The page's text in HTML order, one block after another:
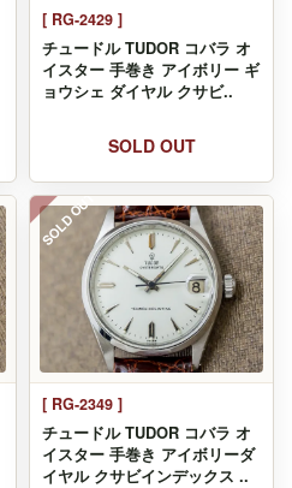
[ RG-2429 ]
チュードル TUDOR コバラ オ
イスター 手巻き アイボリー ギ
ョウシェ ダイヤル クサビ..
SOLD OUT
SOLD OUT
[ RG-2349 ]
チュードル TUDOR コバラ オ
イスター 手巻き アイボリーダ
イヤル クサビインデックス ..